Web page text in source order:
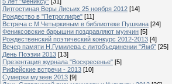
Литгостиная Веры Лисьих 25 ноября 2012 [14]
Рождество в "Петроглифе" [11]
Встреча с М.Четыркиным в библиотеке Пушкина [24]
Фениксовские барышни поздравляют мужчин [5]
Рождественский поэтический конкурс 2012-2013 [4]
Вечер памяти Н.Гумилева с литобъединении "Ямб" [25]
День Поэзии 2013 [13]
Презентация журнала "Воскресенье" [5]
Рифейские встречи - 2013 [10]
Сумерки музеев 2013 [9]